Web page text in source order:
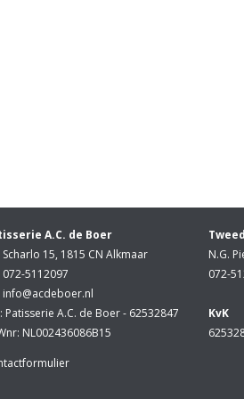
A.C. de Boer
Scharlo 15, 1815 CN Alkmaar
072-5112097
info@acdeboer.nl
Patisserie A.C. de Boer - 62532847
NL002436086B15
N.G.
072-
KvK